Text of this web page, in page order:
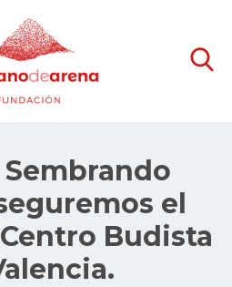
el
Budista